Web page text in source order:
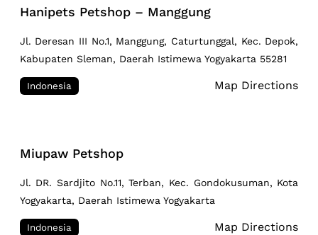
Hanipets Petshop – Manggung
Jl. Deresan III No.1, Manggung, Caturtunggal, Kec. Depok,
Kabupaten Sleman, Daerah Istimewa Yogyakarta 55281
Indonesia Map Directions
Miupaw Petshop
Jl. DR. Sardjito No.11, Terban, Kec. Gondokusuman, Kota
Yogyakarta, Daerah Istimewa Yogyakarta
Indonesia Map Directions